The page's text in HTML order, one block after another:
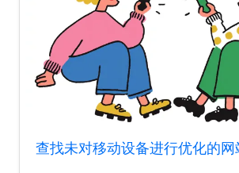
查找未对移动设备进行优化的网